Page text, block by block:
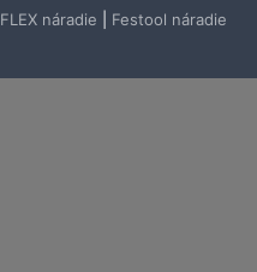
FLEX náradie
Festool náradie